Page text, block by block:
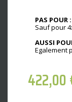
PAS POUR :
Sauf pour
AUSSI
Egalement
422,00